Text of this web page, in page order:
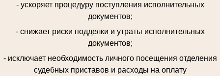
- ускоряет процедуру поступления исполнительных
документов;
- снижает риски подделки и утраты исполнительных
документов;
- исключает необходимость личного посещения отделения
судебных приставов и расходы на оплату